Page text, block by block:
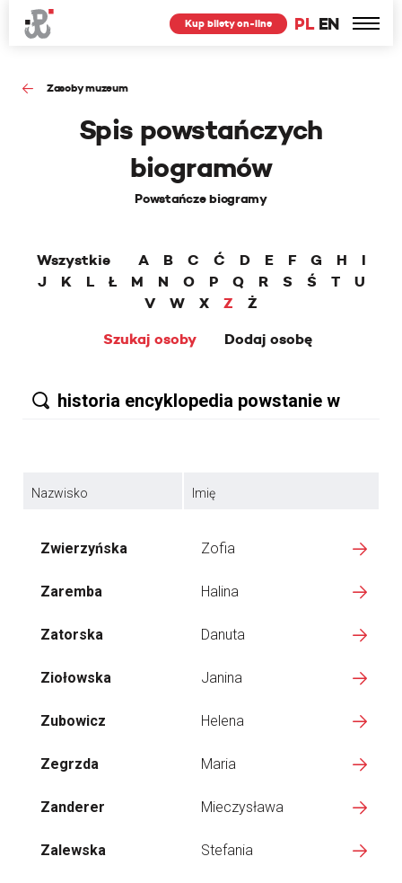
PL EN
Kup bilety on-line
Zasoby muzeum
Spis powstańczych
biogramów
Powstańcze biogramy
Wszystkie A B C Ć D E F G H
I
J
K L Ł M N O P Q R S Ś T
U
V
W X Z
Ż
Szukaj osoby
Dodaj osobę
Nazwisko Imię
Zwierzyńska Zofia
Zaremba Halina
Zatorska Danuta
Ziołowska Janina
Zubowicz Helena
Zegrzda Maria
Zanderer Mieczysława
Zalewska Stefania